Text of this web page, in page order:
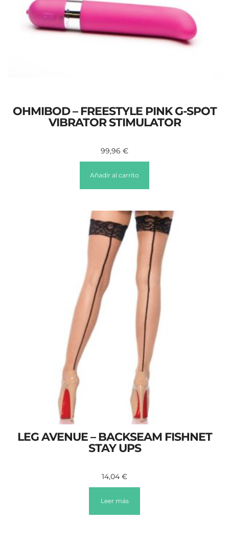
OHMIBOD – FREESTYLE PINK G-SPOT
VIBRATOR STIMULATOR
99,96 €
Añadir al carrito
LEG AVENUE – BACKSEAM FISHNET
STAY UPS
14,04 €
Leer más